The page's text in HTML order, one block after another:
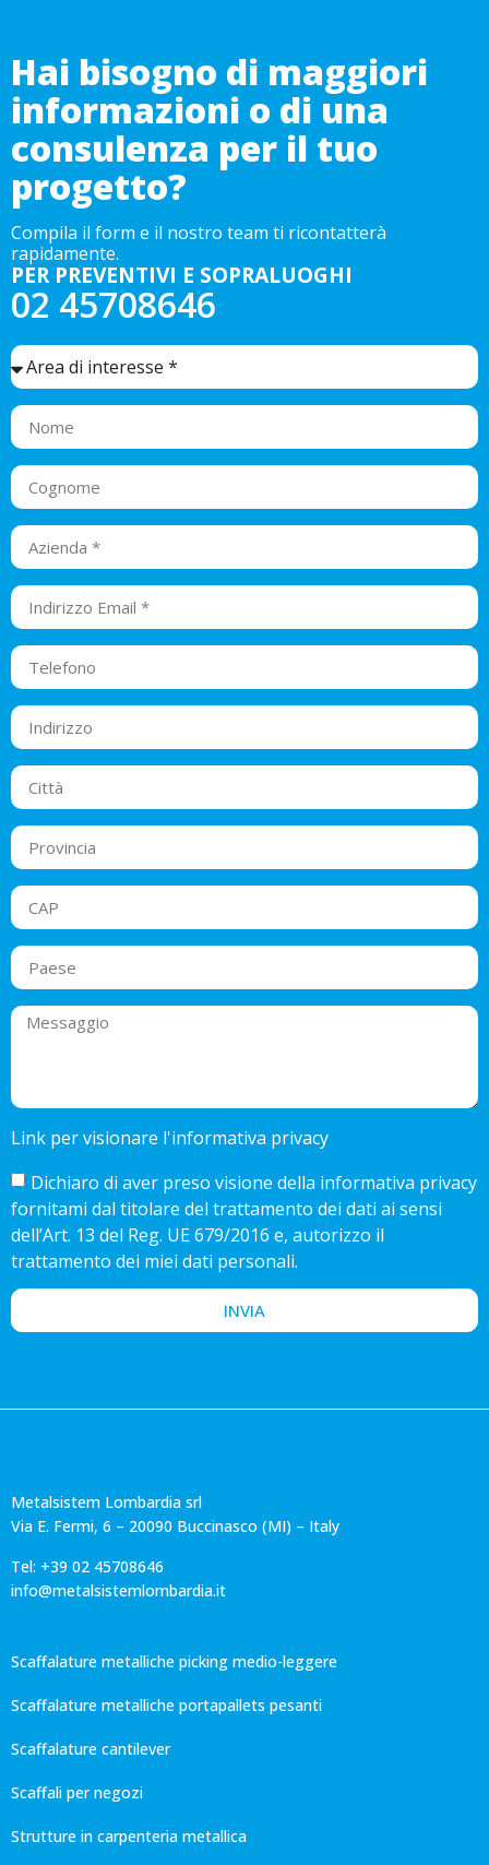
Hai bisogno di maggiori
informazioni o di una
consulenza per il tuo
progetto?
Compila il form e il nostro team ti ricontatterà
rapidamente.
PER PREVENTIVI E SOPRALUOGHI
02 45708646
Link per visionare l'informativa privacy
Dichiaro di aver preso visione della informativa privacy
fornitami dal titolare del trattamento dei dati ai sensi
dell’Art. 13 del Reg. UE 679/2016 e, autorizzo il
trattamento dei miei dati personali.
INVIA
Metalsistem Lombardia srl
Via E. Fermi, 6 – 20090 Buccinasco (MI) – Italy
Tel: +39 02 45708646
info@metalsistemlombardia.it
Scaffalature metalliche picking medio-leggere
Scaffalature metalliche portapallets pesanti
Scaffalature cantilever
Scaffali per negozi
Strutture in carpenteria metallica